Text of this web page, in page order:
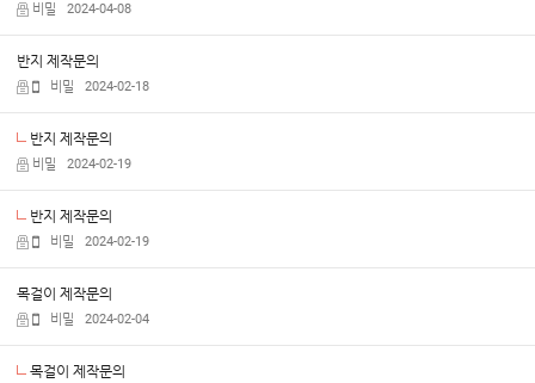
비밀 2024-04-08
반지 제작문의
비밀 2024-02-18
반지 제작문의
비밀 2024-02-19
반지 제작문의
비밀 2024-02-19
목걸이 제작문의
비밀 2024-02-04
목걸이 제작문의